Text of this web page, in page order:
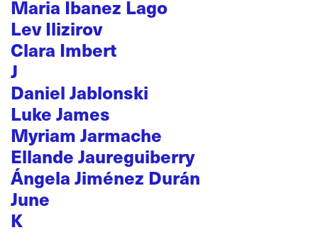
Maria Ibanez Lago
Lev Ilizirov
Clara Imbert
J
Daniel Jablonski
Luke James
Myriam Jarmache
Ellande Jaureguiberry
Ángela Jiménez Durán
June
K